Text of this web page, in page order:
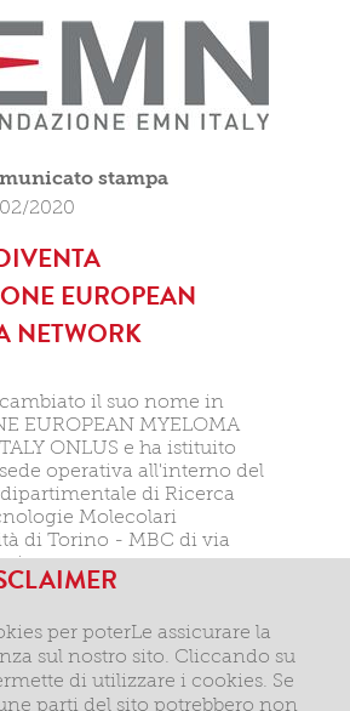
stampa
2020
EUROPEAN
NETWORK
cambiato il suo nome in
EUROPEAN MYELOMA
ONLUS e ha istituito
operativa all'interno del
di Ricerca
Molecolari
di Torino - MBC di via
SUCCESSIVE >
per poterLe assicurare la
sul nostro sito. Cliccando su
di utilizzare i cookies. Se
parti del sito potrebbero non